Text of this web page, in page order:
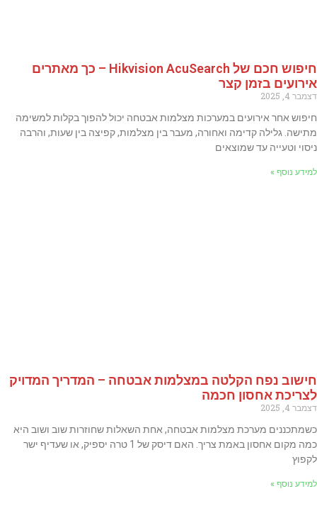
חיפוש חכם של Hikvision AcuSearch – כך מאתרים
אירועים בזמן קצר
דצמבר 4, 2025
חיפוש אחר אירועים במערכות מצלמות אבטחה יכול להפוך בקלות למשימה
מתישה. גלילה קדימה ואחורה, מעבר בין מצלמות, קפיצה בין שעות, והרבה
ניסוי וטעייה עד שמוצאים
למידע נוסף »
חישוב נפח הקלטה במצלמות אבטחה – המדריך המדויק
לצריכת אחסון חכמה
דצמבר 4, 2025
כשמתכננים מערכת מצלמות אבטחה, אחת השאלות שחוזרות שוב ושוב היא
כמה מקום אחסון באמת צריך. האם דיסק של 1 טרה יספיק, או שעדיף ישר
לקפוץ
למידע נוסף »